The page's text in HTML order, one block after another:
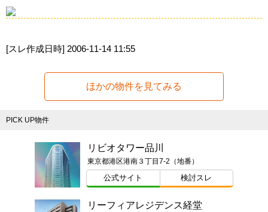
[スレ作成日時] 2006-11-14 11:55
ほかの物件を見てみる
PICK UP物件
リビオタワー品川
東京都港区港南３丁目7-2（地番）
公式サイト 検討スレ
リーフィアレジデンス経堂